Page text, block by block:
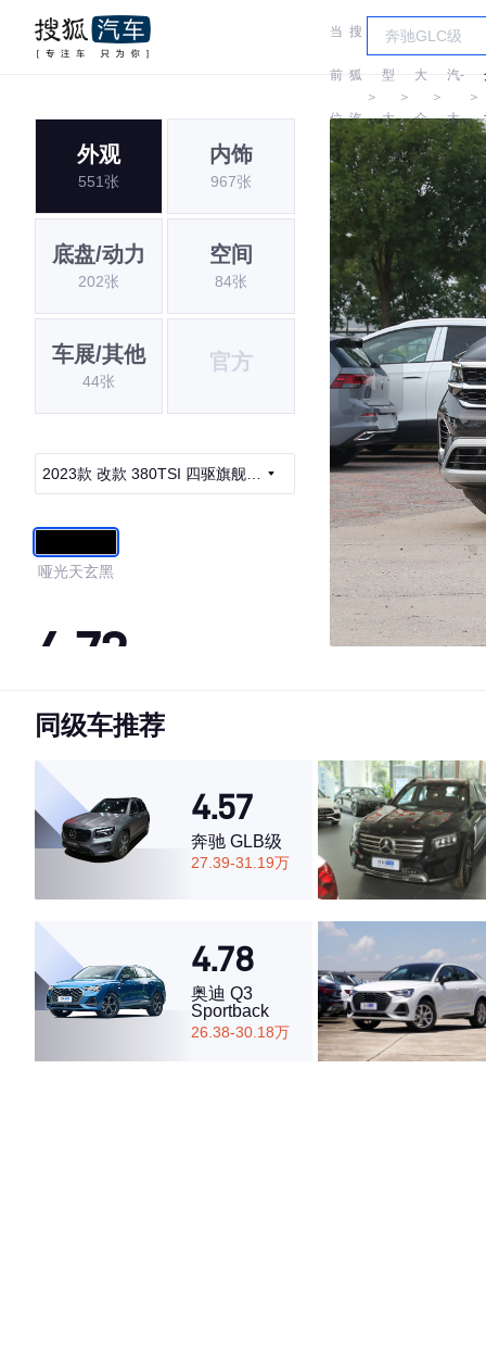
当
前
位
置:
搜
狐
汽
车
＞
车
型
大
全
＞
大
众
＞
一
汽-
大
众
＞
外观
551张
内饰
967张
底盘/动力
202张
空间
84张
车展/其他
44张
官方
2023款 改款 380TSI 四驱旗舰胜
哑光天玄黑
4.72
·外观表现较为优秀，优于52%同级车
·空间表现较为优秀，优于80%同级车
同级车推荐
4.57
奔驰 GLB级
27.39-31.19万
4.78
奥迪 Q3
Sportback
26.38-30.18万